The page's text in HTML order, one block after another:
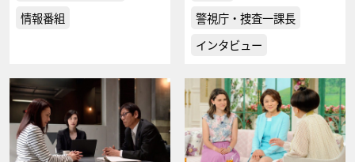
情報番組
警視庁・捜査一課長
インタビュー